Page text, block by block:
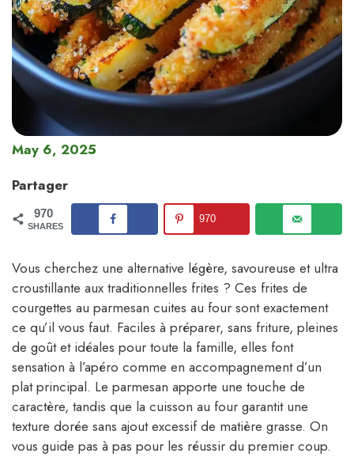
May 6, 2025
Partager
970
SHARES
970
Vous cherchez une alternative légère, savoureuse et ultra
croustillante aux traditionnelles frites ? Ces frites de
courgettes au parmesan cuites au four sont exactement
ce qu’il vous faut. Faciles à préparer, sans friture, pleines
de goût et idéales pour toute la famille, elles font
sensation à l’apéro comme en accompagnement d’un
plat principal. Le parmesan apporte une touche de
caractère, tandis que la cuisson au four garantit une
texture dorée sans ajout excessif de matière grasse. On
vous guide pas à pas pour les réussir du premier coup.